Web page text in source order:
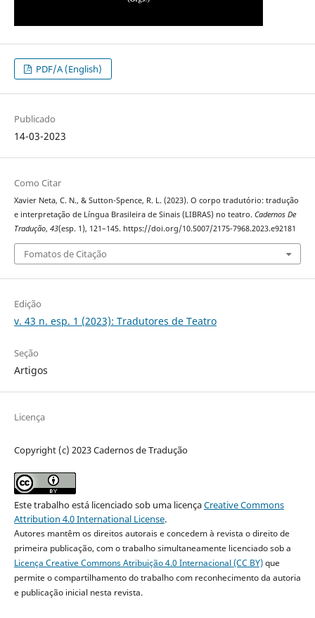
PDF/A (English)
Publicado
14-03-2023
Como Citar
Xavier Neta, C. N., & Sutton-Spence, R. L. (2023). O corpo tradutório: tradução
e interpretação de Língua Brasileira de Sinais (LIBRAS) no teatro. Cadernos De
Tradução, 43(esp. 1), 121–145. https://doi.org/10.5007/2175-7968.2023.e92181
Fomatos de Citação
Edição
v. 43 n. esp. 1 (2023): Tradutores de Teatro
Seção
Artigos
Licença
Copyright (c) 2023 Cadernos de Tradução
Este trabalho está licenciado sob uma licençaCreative Commons
Attribution 4.0 International License.
Autores mantêm os direitos autorais e concedem à revista o direito de
primeira publicação, com o trabalho simultaneamente licenciado sob a
Licença Creative Commons Atribuição 4.0 Internacional (CC BY)que
permite o compartilhamento do trabalho com reconhecimento da autoria
e publicação inicial nesta revista.